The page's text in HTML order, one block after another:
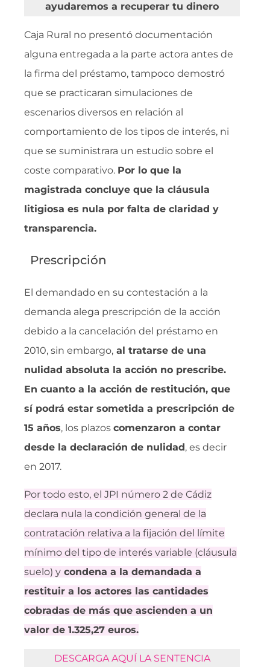
ayudaremos a recuperar tu dinero
Caja Rural no presentó documentación
alguna entregada a la parte actora antes de
la firma del préstamo, tampoco demostró
que se practicaran simulaciones de
escenarios diversos en relación al
comportamiento de los tipos de interés, ni
que se suministrara un estudio sobre el
coste comparativo. Por lo que la
magistrada concluye que la cláusula
litigiosa es nula por falta de claridad y
transparencia.
Prescripción
El demandado en su contestación a la
demanda alega prescripción de la acción
debido a la cancelación del préstamo en
2010, sin embargo, al tratarse de una
nulidad absoluta la acción no prescribe.
En cuanto a la acción de restitución, que
sí podrá estar sometida a prescripción de
15 años, los plazos comenzaron a contar
desde la declaración de nulidad, es decir
en 2017.
Por todo esto, el JPI número 2 de Cádiz
declara nula la condición general de la
contratación relativa a la fijación del límite
mínimo del tipo de interés variable (cláusula
suelo) y condena a la demandada a
restituir a los actores las cantidades
cobradas de más que ascienden a un
valor de 1.325,27 euros.
DESCARGA AQUÍ LA SENTENCIA